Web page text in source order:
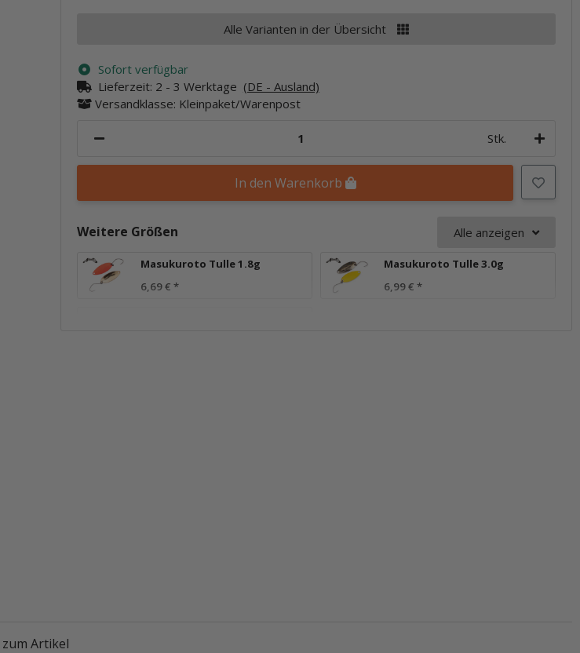
Alle Varianten in der Übersicht
Sofort verfügbar
Lieferzeit: 2 - 3 Werktage (DE - Ausland)
Versandklasse: Kleinpaket/Warenpost
Stk.
In den Warenkorb
Weitere Größen Alle anzeigen
Masukuroto Tulle 1.8g
6,69 € *
Masukuroto Tulle 3.0g
6,99 € *
zum Artikel